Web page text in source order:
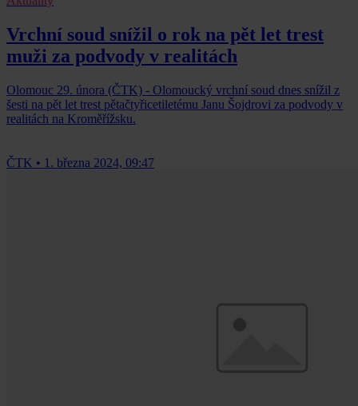
Vrchní soud snížil o rok na pět let trest
muži za podvody v realitách
Olomouc 29. února (ČTK) - Olomoucký vrchní soud dnes snížil z
šesti na pět let trest pětačtyřicetiletému Janu Šojdrovi za podvody v
realitách na Kroměřížsku.
ČTK • 1. března 2024, 09:47